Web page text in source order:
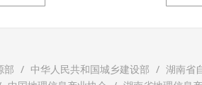
部 中华人民共和国城乡建设部 湖南省